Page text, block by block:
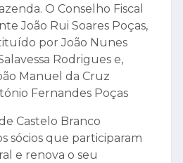
O Conselho Fiscal
João Rui Soares Poças,
por João Nunes
Rodrigues e,
Manuel da Cruz
Fernandes Poças
Castelo Branco
sócios que participaram
e renova o seu